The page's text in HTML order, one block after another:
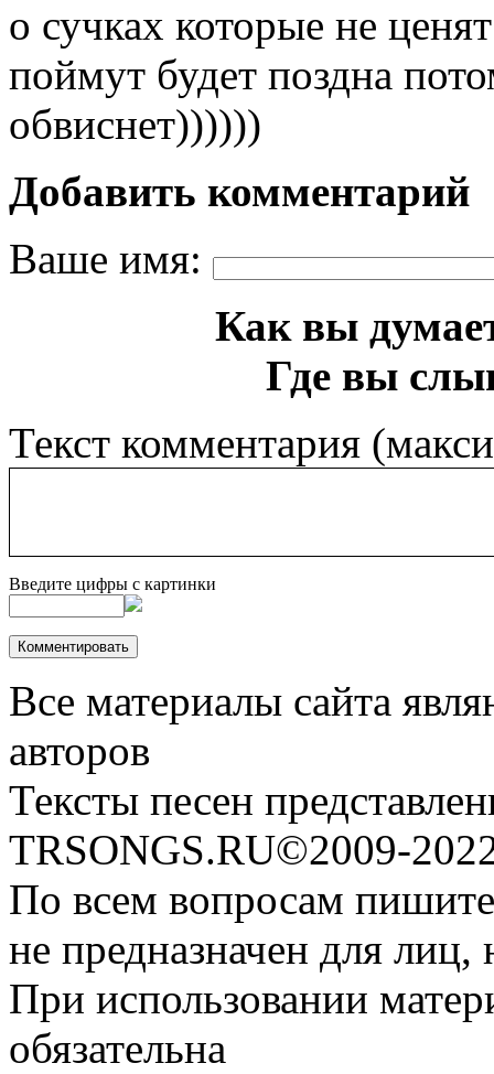
о сучках которые не
поймут будет поздна
обвиснет))))))
Добавить комментарий
Ваше имя:
Как вы
Где вы
Текст комментария
Введите цифры с картинки
Все материалы сайта
авторов
Тексты песен
TRSONGS.RU©2009-
По всем вопросам
не предназначен для
При использовании
обязательна